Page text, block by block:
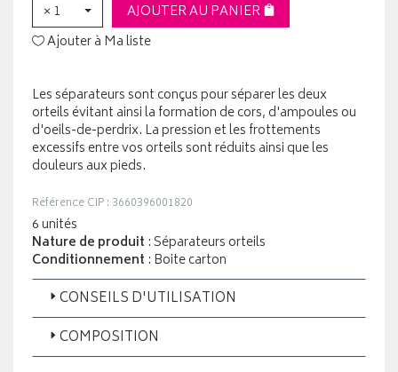
× 1
AJOUTER AU PANIER
Ajouter à Ma liste
Les séparateurs sont conçus pour séparer les deux
orteils évitant ainsi la formation de cors, d'ampoules ou
d'oeils-de-perdrix. La pression et les frottements
excessifs entre vos orteils sont réduits ainsi que les
douleurs aux pieds.
Référence CIP : 3660396001820
6 unités
Nature de produit : Séparateurs orteils
Conditionnement : Boite carton
CONSEILS D'UTILISATION
COMPOSITION